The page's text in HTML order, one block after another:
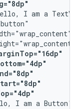
I am a
I am a Button"